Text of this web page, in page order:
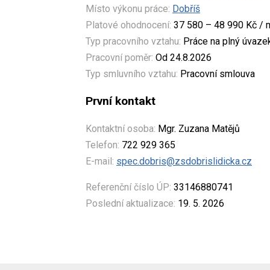
Místo výkonu práce: Dobříš
Platové ohodnocení: 37 580 – 48 990 Kč /
Typ pracovního vztahu: Práce na plný
Pracovní poměr: Od 24.8.2026
Typ smluvního vztahu: Pracovní smlouva
První kontakt
Kontaktní osoba: Mgr. Zuzana Matějů
Telefon: 722 929 365
E-mail: spec.dobris@zsdobrislidicka.cz
Referenční číslo ÚP: 33146880741
Poslední aktualizace: 19. 5. 2026